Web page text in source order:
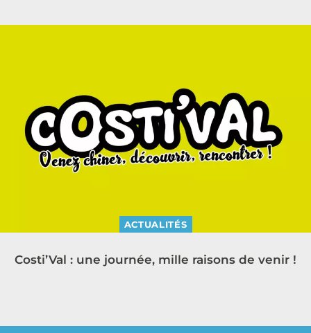
ACTUALITÉS
Costi’Val : une journée, mille raisons de venir !